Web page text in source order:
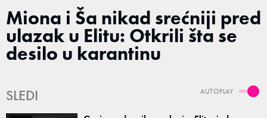
Miona i Ša nikad srećniji pred
ulazak u Elitu: Otkrili šta se
desilo u karantinu
AUTOPLAY
SLEDI